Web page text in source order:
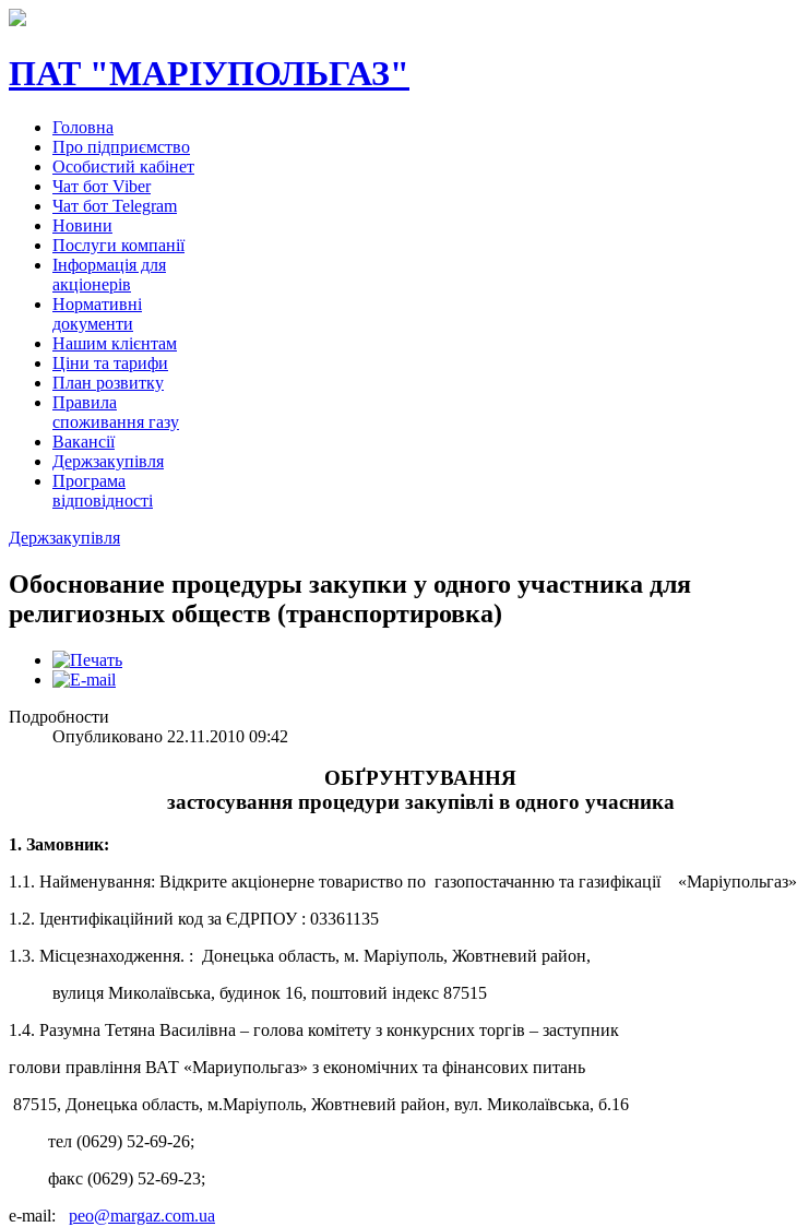
ПАТ "МАРІУПОЛЬГАЗ"
Головна
Про підприємство
Особистий кабінет
Чат бот Viber
Чат бот Telegram
Новини
Послуги компанії
Інформація для
акціонерів
Нормативні
документи
Нашим клієнтам
Ціни та тарифи
План розвитку
Правила
споживання газу
Вакансії
Держзакупівля
Програма
відповідності
Держзакупівля
Обоснование процедуры закупки у одного участника для
религиозных обществ (транспортировка)
Подробности
Опубликовано 22.11.2010 09:42
ОБҐРУНТУВАННЯ
застосування процедури закупівлі в одного учасника
1. Замовник:
1.1. Найменування: Відкрите акціонерне товариство по газопостачанню та газифікації «Маріупольгаз»
1.2. Ідентифікаційний код за ЄДРПОУ : 03361135
1.3. Місцезнаходження. : Донецька область, м. Маріуполь, Жовтневий район,
вулиця Миколаївська, будинок 16, поштовий індекс 87515
1.4. Разумна Тетяна Василівна – голова комітету з конкурсних торгів – заступник
голови правління ВАТ «Мариупольгаз» з економічних та фінансових питань
87515, Донецька область, м.Маріуполь, Жовтневий район, вул. Миколаївська, б.16
тел (0629) 52-69-26;
факс (0629) 52-69-23;
e-mail: peo@margaz.com.ua